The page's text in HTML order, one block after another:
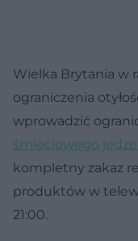
Wielka Brytania w
ograniczenia
wprowadzić
śmieciowego
kompletny zakaz
produktów w
21:00.